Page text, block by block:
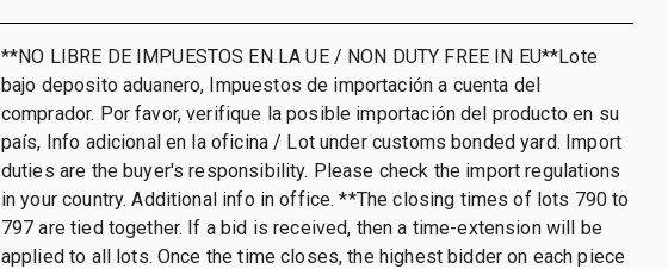
**NO LIBRE DE IMPUESTOS EN LA UE / NON DUTY FREE IN EU**Lote
bajo deposito aduanero, Impuestos de importación a cuenta del
comprador. Por favor, verifique la posible importación del producto en su
país, Info adicional en la oficina / Lot under customs bonded yard. Import
duties are the buyer's responsibility. Please check the import regulations
in your country. Additional info in office. **The closing times of lots 790 to
797 are tied together. If a bid is received, then a time-extension will be
applied to all lots. Once the time closes, the highest bidder on each piece